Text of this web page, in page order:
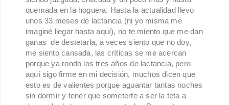
quemada en la hoguera. Hasta la actualidad llevo
unos33 meses de lactancia (ni yo misma me
imaginé llegar hasta aquí), no te miento que me dan
ganas de destetarla, a veces siento que no doy,
me siento cansada, las críticas se me acercan
porque ya rondo los tres años de lactancia, pero
aquí sigo firme en mi decisión, muchos dicen que
esto es de valientes porque aguantar tantas noches
sin dormir y tener que someterte a ser la teta a